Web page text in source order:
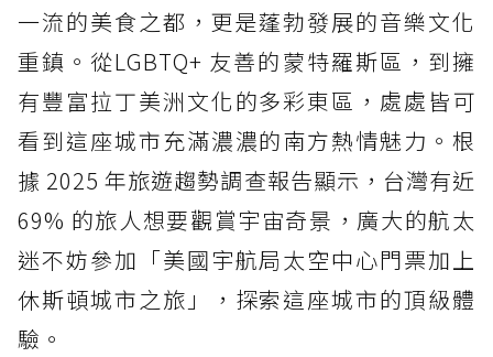
一流的美食之都，更是蓬勃發展的音樂文化
重鎮。從LGBTQ+ 友善的蒙特羅斯區，到擁
有豐富拉丁美洲文化的多彩東區，處處皆可
看到這座城市充滿濃濃的南方熱情魅力。根
據 2025 年旅遊趨勢調查報告顯示，台灣有近
69% 的旅人想要觀賞宇宙奇景，廣大的航太
迷不妨參加「美國宇航局太空中心門票加上
休斯頓城市之旅」，探索這座城市的頂級體
驗。